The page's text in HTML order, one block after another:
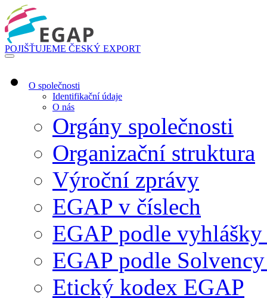
POJIŠŤUJEME ČESKÝ EXPORT
O společnosti
Identifikační údaje
O nás
Orgány společnosti
Organizační struktura
Výroční zprávy
EGAP v číslech
EGAP podle
EGAP podle
Etický kodex EGAP